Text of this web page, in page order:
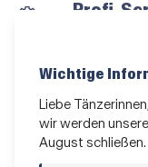
Profi-
Das
Wichtige
Liebe
wir werden
August schließen.